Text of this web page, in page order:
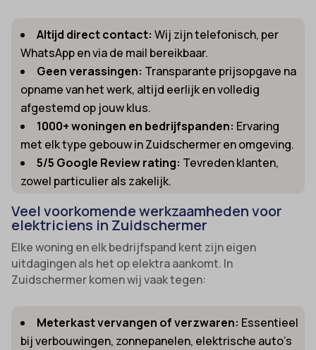
Altijd direct contact: Wij zijn telefonisch, per
WhatsApp en via de mail bereikbaar.
Geen verassingen: Transparante prijsopgave na
opname van het werk, altijd eerlijk en volledig
afgestemd op jouw klus.
1000+ woningen en bedrijfspanden: Ervaring
met elk type gebouw in Zuidschermer en omgeving.
5/5 Google Review rating: Tevreden klanten,
zowel particulier als zakelijk.
Veel voorkomende werkzaamheden voor
elektriciens in Zuidschermer
Elke woning en elk bedrijfspand kent zijn eigen
uitdagingen als het op elektra aankomt. In
Zuidschermer komen wij vaak tegen:
Meterkast vervangen of verzwaren: Essentieel
bij verbouwingen, zonnepanelen, elektrische auto’s